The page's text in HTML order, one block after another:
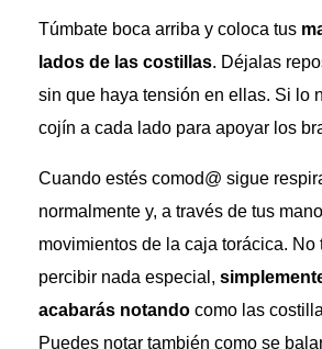
Túmbate boca arriba y coloca tus
lados de las costillas. Déjalas
sin que haya tensión en ellas. Si lo
cojín a cada lado para apoyar los
Cuando estés comod@ sigue
normalmente y, a través de tus
movimientos de la caja torácica. No
percibir nada especial,
acabarás notando como las
Puedes notar también como se